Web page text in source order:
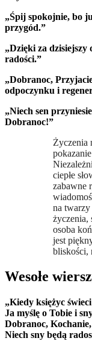
„Śpij spokojnie, bo
przygód.”
„Dzięki za dzisiejszy
radości.”
„Dobranoc,
odpoczynku i
„Niech sen
Dobranoc!”
Życzenia
ciepłe
zabawne
na twarzy
życzenia,
osoba
jest
bliskości,
Wesołe
„Kiedy księżyc
Ja myślę o Tobie i
Dobranoc,
Niech sny będą